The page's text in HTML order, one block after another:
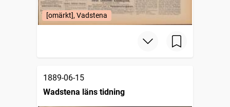
[omärkt], Vadstena
1889-06-15
Wadstena läns tidning